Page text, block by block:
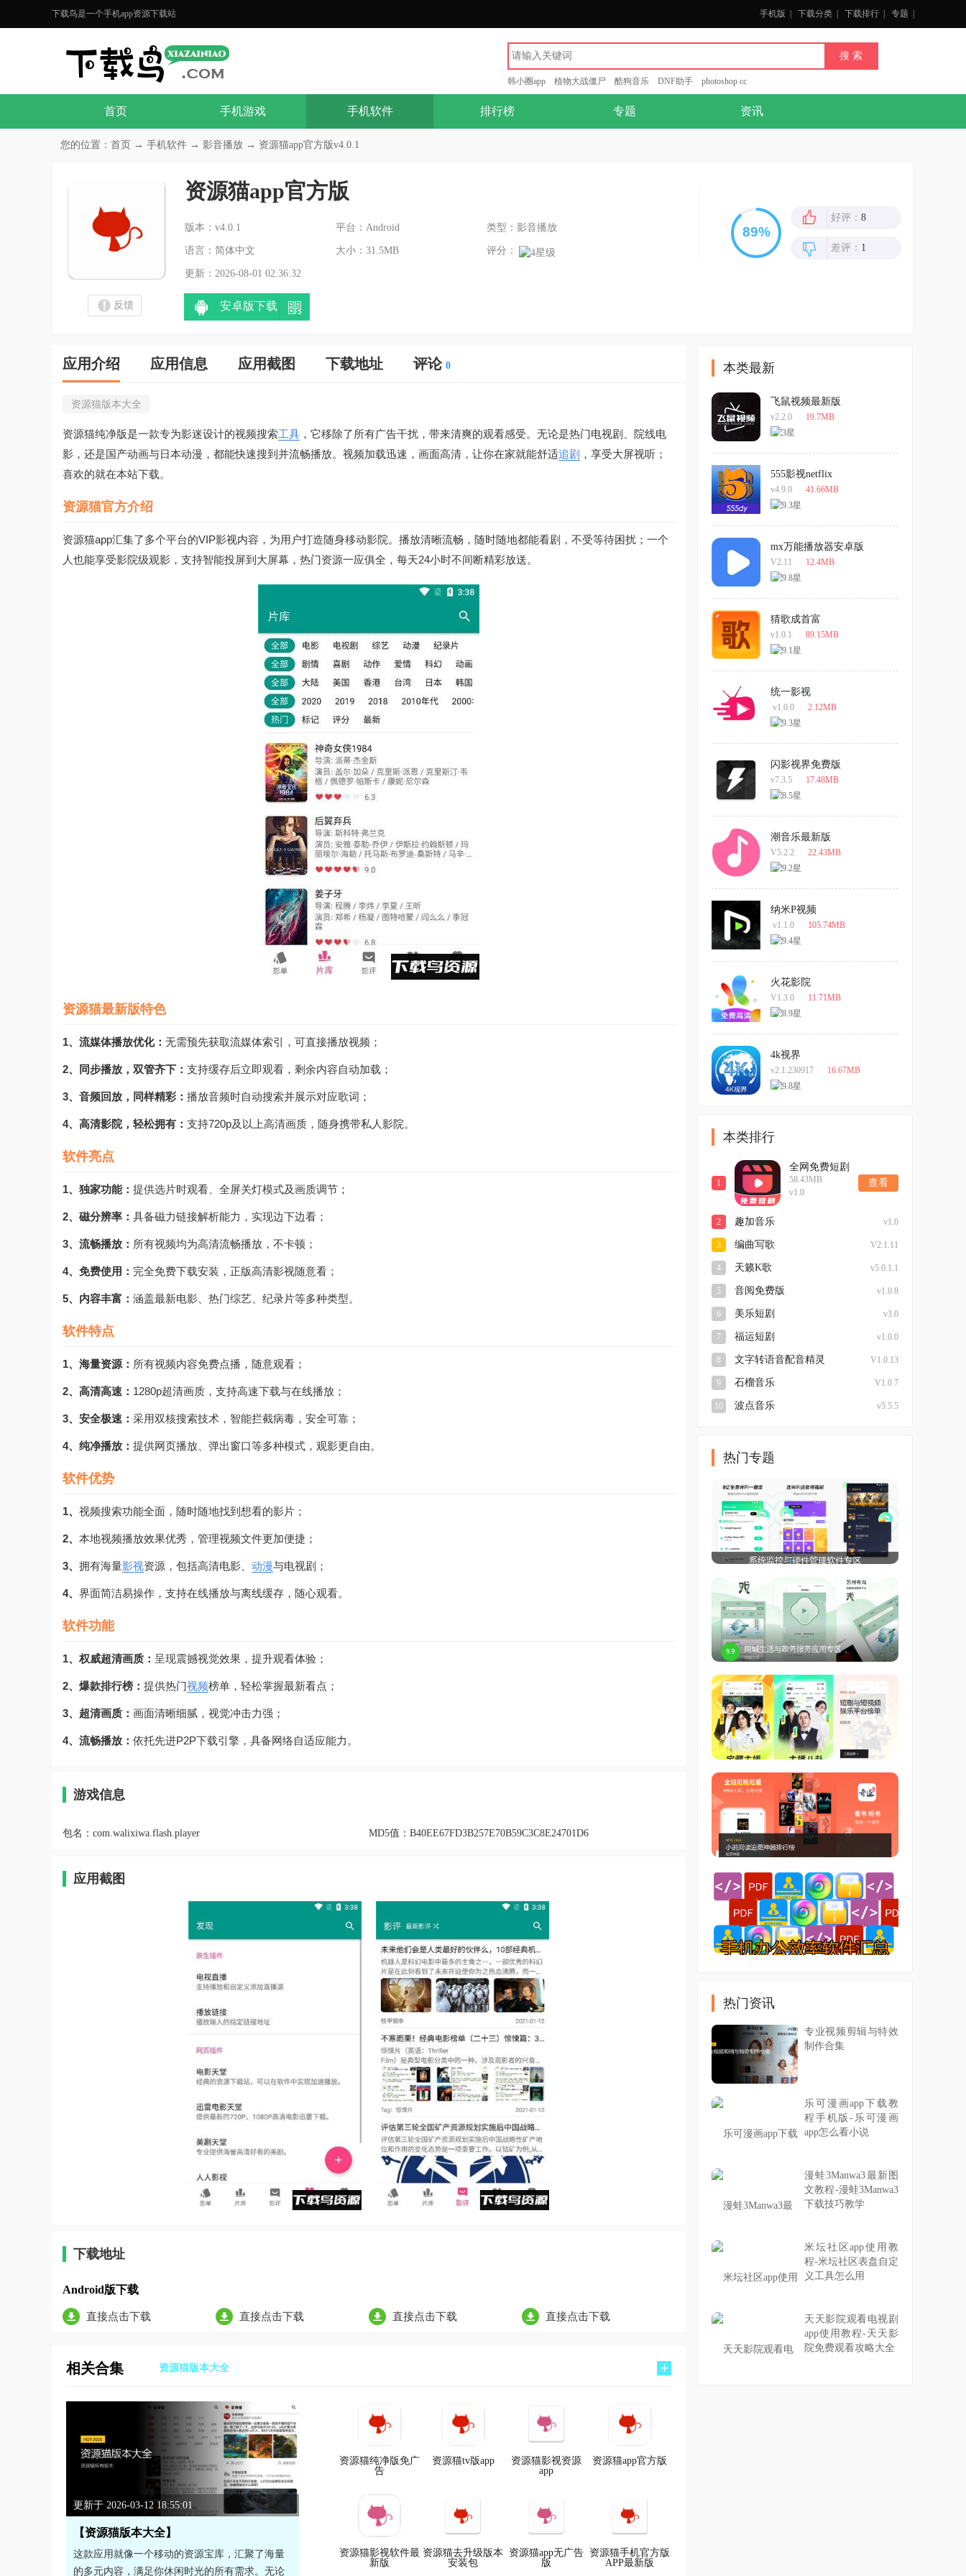
下载鸟是一个手机app资源下载站 手机版 下载分类 下载排行 专题
韩小圈app 植物大战僵尸 酷狗音乐 DNF助手 photoshop cc
首页 手机游戏 手机软件 排行榜 专题 资讯
您的位置： 首页 → 手机软件 → 影音播放 → 资源猫app官方版v4.0.1
资源猫app官方版
版本：v4.0.1 平台：Android 类型：影音播放
语言：简体中文 大小：31.5MB 评分：
更新：2026-08-01 02:36:32
反馈 安卓版下载
好评： 8
差评： 1
应用介绍 应用信息 应用截图 下载地址 评论 0
资源猫版本大全
资源猫纯净版是一款专为影迷设计的视频搜索工具 ，它移除了所有广告干扰，带来清爽的观看感受。无论是热门电视剧、院线电
影，还是国产动画与日本动漫，都能快速搜到并流畅播放。视频加载迅速，画面高清，让你在家就能舒适追剧 ，享受大屏视听；
喜欢的就在本站下载。
资源猫官方介绍
资源猫app汇集了多个平台的VIP影视内容，为用户打造随身移动影院。播放清晰流畅，随时随地都能看剧，不受等待困扰；一个
人也能享受影院级观影，支持智能投屏到大屏幕，热门资源一应俱全，每天24小时不间断精彩放送。
资源猫最新版特色
1、流媒体播放优化： 无需预先获取流媒体索引，可直接播放视频；
2、同步播放，双管齐下： 支持缓存后立即观看，剩余内容自动加载；
3、音频回放，同样精彩： 播放音频时自动搜索并展示对应歌词；
4、高清影院，轻松拥有： 支持720p及以上高清画质，随身携带私人影院。
软件亮点
1、独家功能： 提供选片时观看、全屏关灯模式及画质调节；
2、磁分辨率： 具备磁力链接解析能力，实现边下边看；
3、流畅播放： 所有视频均为高清流畅播放，不卡顿；
4、免费使用： 完全免费下载安装，正版高清影视随意看；
5、内容丰富： 涵盖最新电影、热门综艺、纪录片等多种类型。
软件特点
1、海量资源： 所有视频内容免费点播，随意观看；
2、高清高速： 1280p超清画质，支持高速下载与在线播放；
3、安全极速： 采用双核搜索技术，智能拦截病毒，安全可靠；
4、纯净播放： 提供网页播放、弹出窗口等多种模式，观影更自由。
软件优势
1、 视频搜索功能全面，随时随地找到想看的影片；
2、 本地视频播放效果优秀，管理视频文件更加便捷；
3、 拥有海量影视资源，包括高清电影、 动漫与电视剧；
4、 界面简洁易操作，支持在线播放与离线缓存，随心观看。
软件功能
1、权威超清画质： 呈现震撼视觉效果，提升观看体验；
2、爆款排行榜： 提供热门视频榜单，轻松掌握最新看点；
3、超清画质： 画面清晰细腻，视觉冲击力强；
4、流畅播放： 依托先进P2P下载引擎，具备网络自适应能力。
游戏信息
包名： com.walixiwa.flash.player MD5值： B40EE67FD3B257E70B59C3C8E24701D6
应用截图
下载地址
Android版下载
直接点击下载 直接点击下载 直接点击下载 直接点击下载
相关合集 资源猫版本大全 +
更新于 2026-03-12 18:55:01
【资源猫版本大全】
这款应用就像一个移动的资源宝库，汇聚了海量
的多元内容，满足你休闲时光的所有需求。无论
资源猫纯净版免广
告
资源猫tv版app
资源猫影视资源
app
资源猫app官方版
资源猫影视软件最
新版
资源猫去升级版本
安装包
资源猫app无广告
版
资源猫手机官方版
APP最新版
本类最新
飞鼠视频最新版
v2.2.0 19.7MB
555影视netflix
v4.9.0 41.66MB
mx万能播放器安卓版
V2.11 12.4MB
猜歌成首富
v1.0.1 89.15MB
统一影视
v1.0.0 2.12MB
闪影视界免费版
v7.3.5 17.48MB
潮音乐最新版
V5.2.2 22.43MB
纳米P视频
v1.1.0 105.74MB
火花影院
V1.3.0 11.71MB
4k视界
v2.1.230917 16.67MB
本类排行
1
全网免费短剧
大全
58.43MB
v1.0
查看
2 趣加音乐 v1.0
3 编曲写歌 V2.1.11
4 天籁K歌 v5.0.1.1
5 音阅免费版 v1.0.8
6 美乐短剧 v3.0
7 福运短剧 v1.0.0
8 文字转语音配音精灵 V1.0.13
9 石榴音乐 V1.0.7
10 波点音乐 v5.5.5
热门专题
热门资讯
专业视频剪辑与特效
制作合集
乐可漫画app下载教
程手机版-乐可漫画
app怎么看小说
漫蛙3Manwa3最新图
文教程-漫蛙3Manwa3
下载技巧教学
米坛社区app使用教
程-米坛社区表盘自定
义工具怎么用
天天影院观看电视剧
app使用教程-天天影
院免费观看攻略大全